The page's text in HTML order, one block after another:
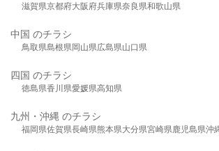
滋賀県京都府大阪府兵庫県奈良県和歌山県
中国 のチラシ
鳥取県島根県岡山県広島県山口県
四国 のチラシ
徳島県香川県愛媛県高知県
九州・沖縄 のチラシ
福岡県佐賀県長崎県熊本県大分県宮崎県鹿児島県沖